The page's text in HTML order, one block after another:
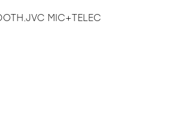
MIC+TELEC